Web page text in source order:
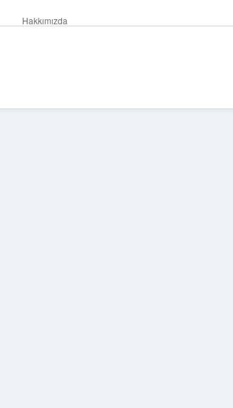
Hakkımızda